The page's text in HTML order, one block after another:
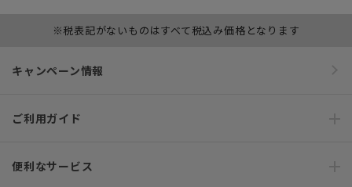
※税表記がないものはすべて税込み価格となります
キャンペーン情報
ご利用ガイド
便利なサービス